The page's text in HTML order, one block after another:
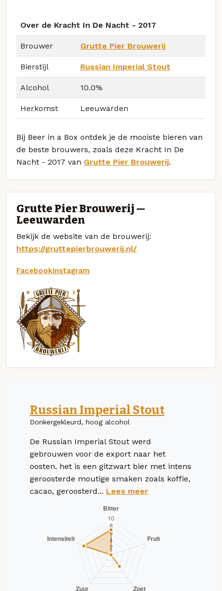
Over de Kracht In De Nacht - 2017
Brouwer Grutte Pier Brouwerij
Bierstijl Russian Imperial Stout
Alcohol 10.0%
Herkomst Leeuwarden
Bij Beer in a Box ontdek je de mooiste bieren van
de beste brouwers, zoals deze Kracht In De
Nacht - 2017 van Grutte Pier Brouwerij.
Grutte Pier Brouwerij —
Leeuwarden
Bekijk de website van de brouwerij:
https://gruttepierbrouwerij.nl/
FacebookInstagram
Russian Imperial Stout
Donkergekleurd, hoog alcohol
De Russian Imperial Stout werd
gebrouwen voor de export naar het
oosten. het is een gitzwart bier met intens
geroosterde moutige smaken zoals koffie,
cacao, geroosterd... Lees meer